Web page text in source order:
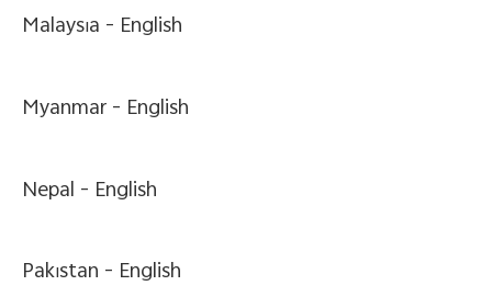
Malaysia - English
Myanmar - English
Nepal - English
Pakistan - English